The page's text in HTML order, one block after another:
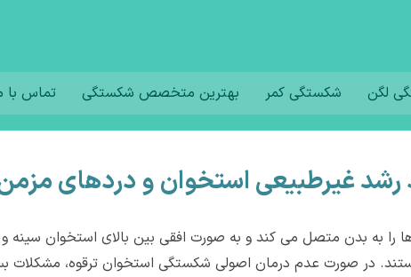
لگن شکستگی کمر بهترین متخصص شکستگی تماس با
رشد غیرطبیعی استخوان و دردهای
را به بدن متصل می کند و به صورت افقی بین بالای استخوان
در صورت عدم درمان اصولی شکستگی استخوان ترقوه، مشکلات